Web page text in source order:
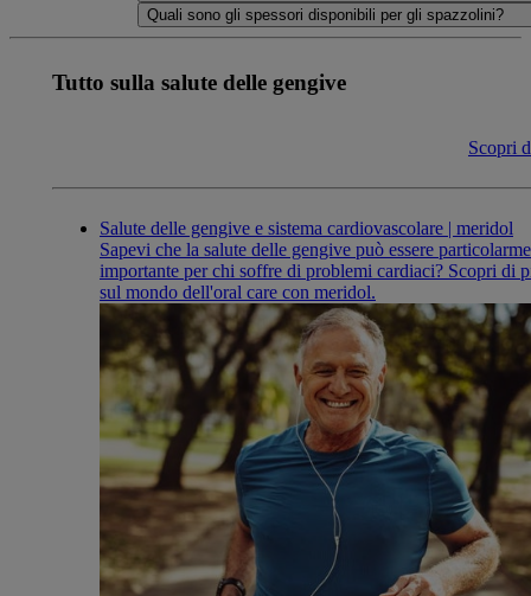
Quali sono gli spessori disponibili per gli spazzolini?
Tutto sulla salute delle gengive
Scopri
Salute delle gengive e sistema cardiovascolare | meridol
Sapevi che la salute delle gengive può essere
importante per chi soffre di problemi cardiaci? Scopri di
sul mondo dell'oral care con meridol.